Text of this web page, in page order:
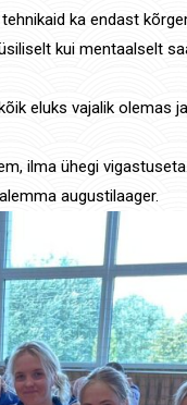
ka endast
kui mentaalselt
eluks vajalik olemas
ilma ühegi vigastuseta.
augustilaager.